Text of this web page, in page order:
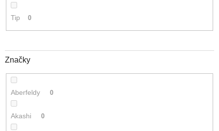
Tip 0
Značky
Aberfeldy 0
Akashi 0